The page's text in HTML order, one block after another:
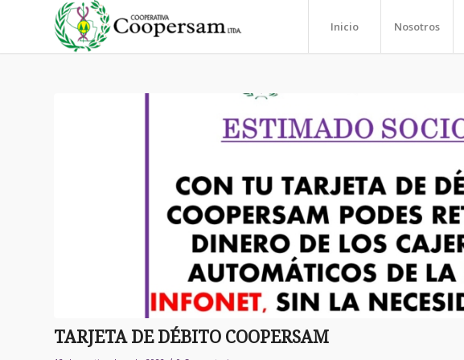
Inicio Nosotros
TARJETA DE DÉBITO COOPERSAM